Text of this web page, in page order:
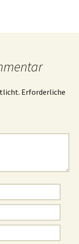
Erforderliche